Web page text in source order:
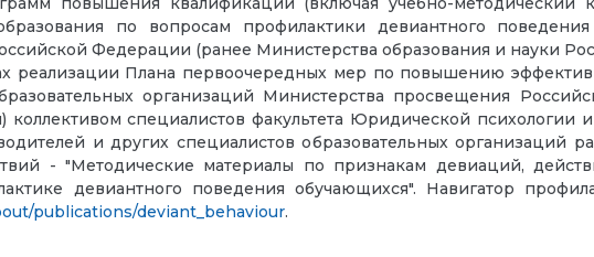
по вопросам профилактики девиантного
Федерации (ранее Министерства образования и науки
реализации Плана первоочередных мер по повышению
организаций Министерства просвещения
специалистов факультета Юридической
и других специалистов образовательных организаций
- "Методические материалы по признакам девиаций,
девиантного поведения обучающихся". Навигатор
publications/deviant_behaviour.